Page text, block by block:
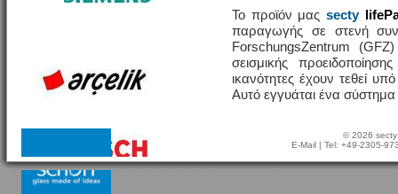
Το προϊόν μας secty
παραγωγής σε στενή
ForschungsZentrum
σεισμικής
ικανότητες έχουν τεθεί
Αυτό εγγυάται ένα
© 2026
E-Mail | Tel: +49-2305-